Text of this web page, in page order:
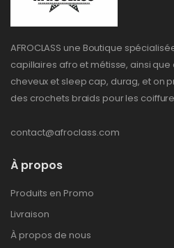
AFROCLASS une Boutique
capillaires afro et métisse, ainsi
cheveux et sleep cap, durag, et on
des crochets braids pour les
contact@afroclass.com
À propos
Produits en Promo
Livraison
À propos de nous